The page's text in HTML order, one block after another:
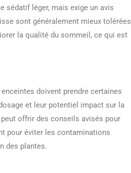
sédatif léger, mais exige un avis
sont généralement mieux tolérées
la qualité du sommeil, ce qui est
doivent prendre certaines
et leur potentiel impact sur la
offrir des conseils avisés pour
pour éviter les contaminations
des plantes.